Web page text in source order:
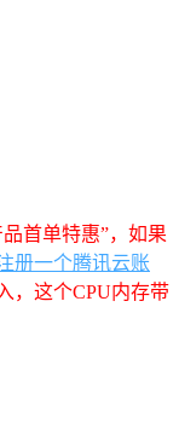
首单特惠”，如果
册一个腾讯云账
，这个CPU内存带